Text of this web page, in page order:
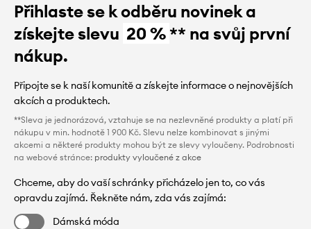
Přihlaste se k odběru novinek a
získejte slevu 20 %** na svůj první
nákup.
Připojte se k naší komunitě a získejte informace o nejnovějších
akcích a produktech.
**Sleva je jednorázová, vztahuje se na nezlevněné produkty a platí při
nákupu v min. hodnotě 1 900 Kč. Slevu nelze kombinovat s jinými
akcemi a některé produkty mohou být ze slevy vyloučeny. Podrobnosti
na webové stránce: produkty vyloučené z akce
Chceme, aby do vaší schránky přicházelo jen to, co vás
opravdu zajímá. Řekněte nám, zda vás zajímá:
Dámská móda